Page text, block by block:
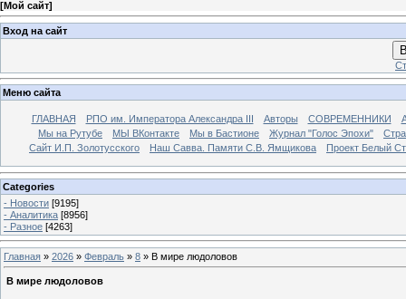
[Мой сайт]
Вход на сайт
Меню сайта
ГЛАВНАЯ РПО им. Императора Александра III Авторы СОВРЕМЕННИКИ
Мы на Рутубе
МЫ ВКонтакте Мы в Бастионе Журнал "Голос Эпохи"
Сайт И.П. Золотусского
Наш Савва. Памяти С.В. Ямщикова Проект Белый
Categories
- Новости [9195]
- Аналитика [8956]
- Разное [4263]
Главная » 2026 » Февраль » 8 » В мире людоловов
В мире людоловов